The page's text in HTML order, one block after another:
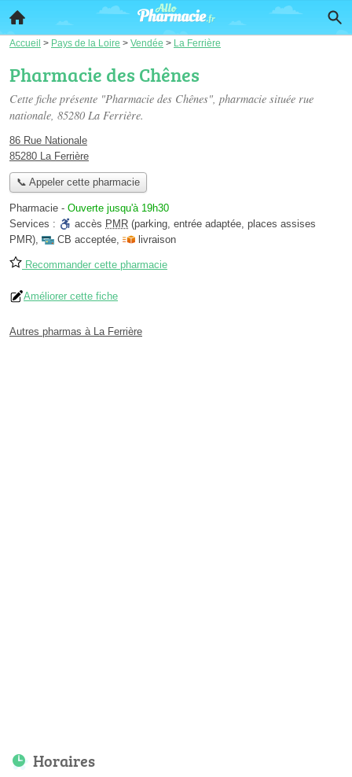
Accueil > Pays de la Loire > Vendée > La Ferrière
Pharmacie des Chênes
Cette fiche présente "Pharmacie des Chênes", pharmacie située rue
nationale, 85280 La Ferrière.
86 Rue Nationale
85280 La Ferrière
📞 Appeler cette pharmacie
Pharmacie - Ouverte jusqu'à 19h30
Services :
accès PMR (parking, entrée adaptée, places assises
PMR), CB acceptée, livraison
Recommander cette pharmacie
Améliorer cette fiche
Autres pharmas à La Ferrière
Horaires